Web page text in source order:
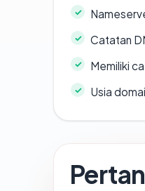
Catatan
Memiliki
Usia